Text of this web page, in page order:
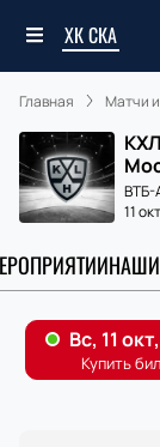
ХК СКА
Главная Матчи
ВТБ-
11